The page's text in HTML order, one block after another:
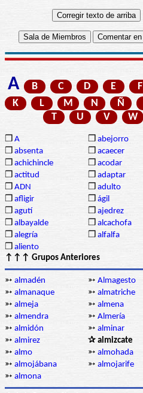
A B C D E F
K
L M N Ñ
T
U V W
❒ A ❒ abejorro
❒ absenta ❒ acaecer
❒ achichincle ❒ acodar
❒ actitud ❒ adaptar
❒ ADN ❒ adulto
❒ afligir ❒ ágil
❒ agutí ❒ ajedrez
❒ albayalde ❒ alcachofa
❒ alegría ❒ alfalfa
❒ aliento
↑↑↑ Grupos Anteriores
➳ almadén ➳ Almagesto
➳ almanaque ➳ almatriche
➳ almeja ➳ almena
➳ almendra ➳ Almería
➳ almidón ➳ alminar
➳ almirez ✰ almizcate
➳ almo ➳ almohada
➳ almojábana ➳ almojarife
➳ almona